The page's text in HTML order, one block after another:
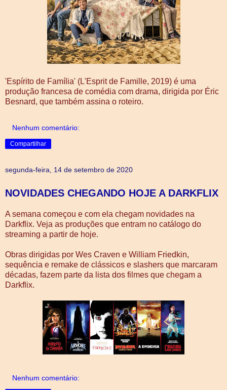
'Espírito de Família' (L'Esprit de Famille, 2019) é uma
produção francesa de comédia com drama, dirigida por Éric
Besnard, que também assina o roteiro.
Nenhum comentário:
Compartilhar
segunda-feira, 14 de setembro de 2020
NOVIDADES CHEGANDO HOJE A DARKFLIX
A semana começou e com ela chegam novidades na
Darkflix. Veja as produções que entram no catálogo do
streaming a partir de hoje.
Obras dirigidas por Wes Craven e William Friedkin,
sequência e remake de clássicos e slashers que marcaram
décadas, fazem parte da lista dos filmes que chegam a
Darkflix.
Nenhum comentário: